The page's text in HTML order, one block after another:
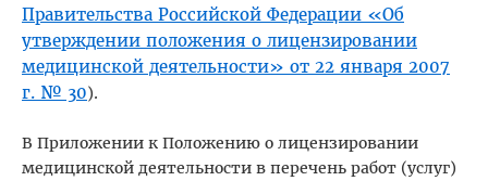
Правительства Российской Федерации «Об
утверждении положения о лицензировании
медицинской деятельности» от 22 января 2007
г. № 30).
В Приложении к Положению о лицензировании
медицинской деятельности в перечень работ (услуг)